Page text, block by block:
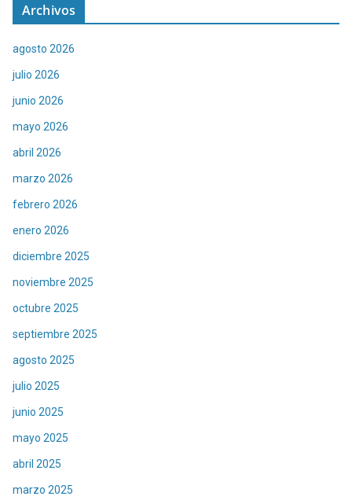
Archivos
agosto 2026
julio 2026
junio 2026
mayo 2026
abril 2026
marzo 2026
febrero 2026
enero 2026
diciembre 2025
noviembre 2025
octubre 2025
septiembre 2025
agosto 2025
julio 2025
junio 2025
mayo 2025
abril 2025
marzo 2025